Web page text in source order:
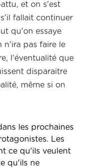
et on s'est
fallait continuer
qu'on essaye
n'ira pas faire le
l'éventualité que
disparaitre
même si on
les prochaines
Les
ce qu'ils veulent
qu'ils ne